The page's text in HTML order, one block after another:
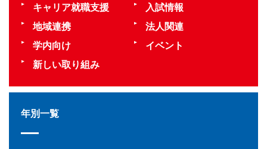
キャリア就職支援
入試情報
地域連携
法人関連
学内向け
イベント
新しい取り組み
年別一覧